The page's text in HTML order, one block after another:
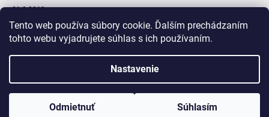
Tento web používa súbory cookie. Ďalším prechádzaním
tohto webu vyjadrujete súhlas s ich používaním.
Nastavenie
Odmietnuť Súhlasím
www.Lotka.sk - najkrajšie šperky za dobré ceny. Pri nákupe nad 50€
poštovné zdarma. Nakupujte s dôverou - naša spoločnosť je s
21.8.2019
Vytvoril Shoptet
Lotka.sk. Všetky práva vyhradené.
Upraviť nastavenie cookies